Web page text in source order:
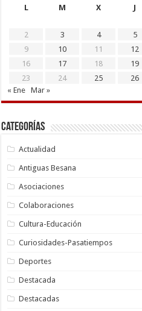
L
M X J
2
3 4 5
9
10 11 12
16
17 18 19
23
24 25 26
« Ene
Mar »
Categorías
Actualidad
Antiguas Besana
Asociaciones
Colaboraciones
Cultura-Educación
Curiosidades-Pasatiempos
Deportes
Destacada
Destacadas